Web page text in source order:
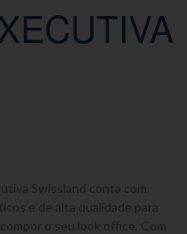
Swissland conta com
e de alta qualidade para
o seu look office. Com